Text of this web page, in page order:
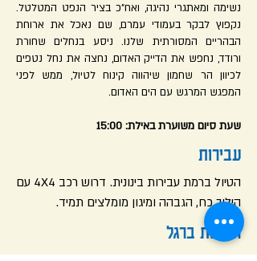
נשימה ומאתגרי נהיגה, ואח"כ בציר הנפט המטלטל.
נקפוץ לבקר בעמודי עמרם, שם נאכל את ארוחת
הבהריים המסורתית שלנו. ניסע בנחלים שחורת
ורודד, נחפש את הדייק האדום, נחצה את נחל נטפים
לכיוון הר שחמון שיהווה קינוח לטיול, ממש לפני
המפגש המרגש עם הים האדום.
שעת סיום משוערת באילת: 15:00
עבירות
הטיול ברמת עבירות בינונית. דרוש רכב 4X4 עם
הילוך כח, הגבהה ומיגון מומלצים תמיד.
הליכות ברגל